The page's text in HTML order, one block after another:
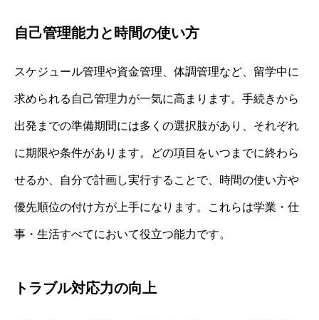
自己管理能力と時間の使い方
スケジュール管理や資金管理、体調管理など、留学中に
求められる自己管理力が一気に高まります。手続きから
出発までの準備期間には多くの選択肢があり、それぞれ
に期限や条件があります。どの項目をいつまでに終わら
せるか、自分で計画し実行することで、時間の使い方や
優先順位の付け方が上手になります。これらは学業・仕
事・生活すべてにおいて役立つ能力です。
トラブル対応力の向上